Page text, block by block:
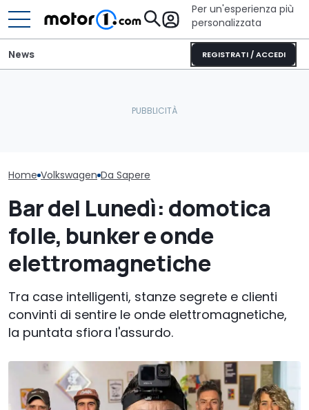
Per un'esperienza più
personalizzata
REGISTRATI / ACCEDI
News
Home Volkswagen Da Sapere
Bar del Lunedì: domotica
folle, bunker e onde
elettromagnetiche
Tra case intelligenti, stanze segrete e clienti
convinti di sentire le onde elettromagnetiche,
la puntata sfiora l'assurdo.